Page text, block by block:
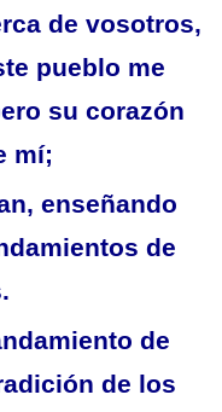
de vosotros,
pueblo me
su corazón
mí;
enseñando
de
de
de los